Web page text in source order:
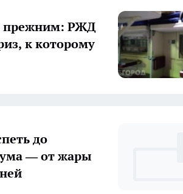
прежним: РЖД
к которому
до
ума — от жары